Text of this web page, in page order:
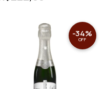
-34%
OFF